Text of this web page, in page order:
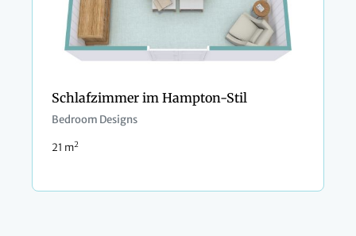
Schlafzimmer im Hampton-Stil
Bedroom Designs
21 m2